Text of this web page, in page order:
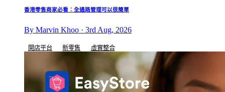
香港零售商家必看：全通路管理可以很簡單
By Marvin Khoo · 3rd Aug, 2026
開店平台 新零售 虛實整合